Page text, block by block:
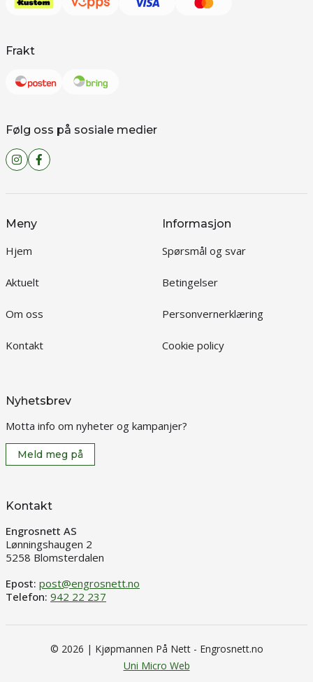
Frakt
Følg oss på sosiale medier
Meny
Hjem
Aktuelt
Om oss
Kontakt
Informasjon
Spørsmål og svar
Betingelser
Personvernerklæring
Cookie policy
Nyhetsbrev
Motta info om nyheter og kampanjer?
Meld meg på
Kontakt
Engrosnett AS
Lønningshaugen 2
5258 Blomsterdalen
Epost: post@engrosnett.no
Telefon: 942 22 237
© 2026 | Kjøpmannen På Nett - Engrosnett.no
Uni Micro Web